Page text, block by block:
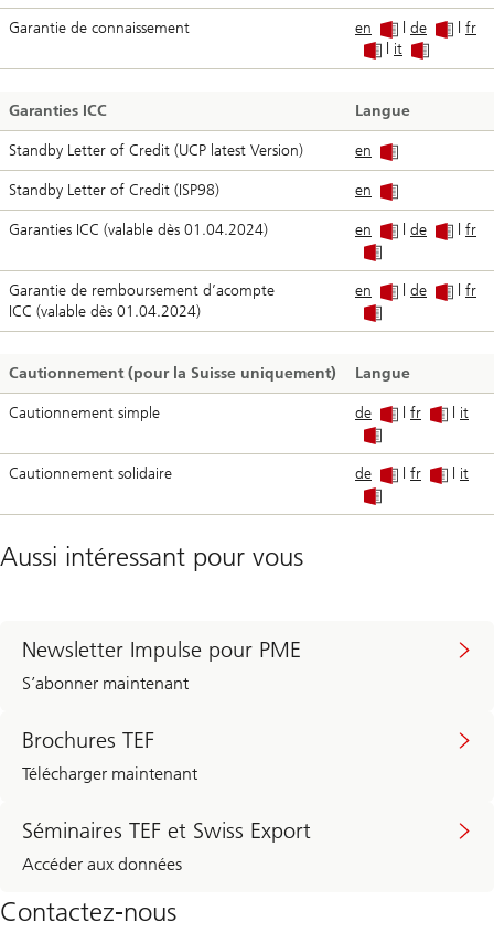
Garantie de connaissement en de
fr
it
Garanties ICC Langue
Standby Letter of Credit (UCP latest Version) en
Standby Letter of Credit (ISP98) en
Garanties ICC (valable dès 01.04.2024) en de fr
Garantie de remboursement d’acompte
ICC (valable dès 01.04.2024)
en de fr
Cautionnement (pour la Suisse uniquement) Langue
Cautionnement simple de fr it
Cautionnement solidaire de fr it
Aussi intéressant pour vous
Newsletter Impulse pour PME
S’abonner maintenant
Brochures TEF
Télécharger maintenant
Séminaires TEF et Swiss Export
Accéder aux données
Contactez-nous